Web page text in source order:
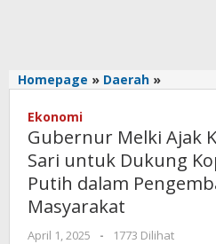
Homepage » Daerah »Gubernur
KSP
Kopdit
Swasti
Sari
Dukung
Ekonomi
Gubernur Melki Ajak
Sari untuk Dukung
Putih dalam
Masyarakat
April 1, 2025
oleh
-
1773 Dilihat